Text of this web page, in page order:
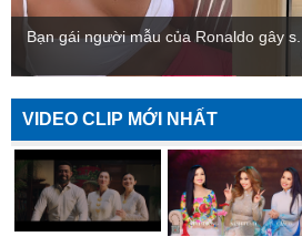
Bạn gái người mẫu của Ronaldo gây s...
VIDEO CLIP MỚI NHẤT